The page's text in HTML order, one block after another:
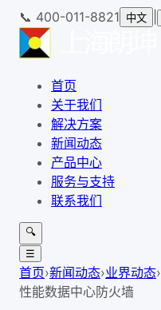
📞 400-011-8821 中文
首页
关于我们
解决方案
新闻动态
产品中心
服务与支持
联系我们
🔍
☰
首页›新闻动态›业界动态›
性能数据中心防火墙